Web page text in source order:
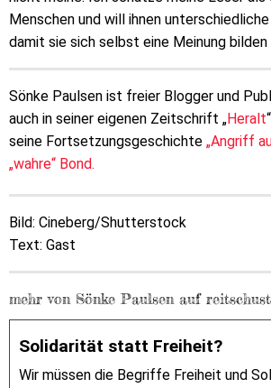
Menschen und will ihnen
damit sie sich selbst eine Meinung bilden
Sönke Paulsen ist freier Blogger und
auch in seiner eigenen Zeitschrift „Heralt
seine Fortsetzungsgeschichte „Angriff
„wahre“ Bond.
Bild: Cineberg/Shutterstock
Text: Gast
mehr von Sönke Paulsen auf
Solidarität statt Freiheit?
Wir müssen die Begriffe Freiheit und